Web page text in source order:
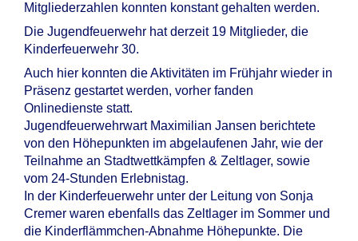
Mitgliederzahlen konnten konstant gehalten werden.
Die Jugendfeuerwehr hat derzeit 19 Mitglieder, die
Kinderfeuerwehr 30.
Auch hier konnten die Aktivitäten im Frühjahr wieder in
Präsenz gestartet werden, vorher fanden
Onlinedienste statt.
Jugendfeuerwehrwart Maximilian Jansen berichtete
von den Höhepunkten im abgelaufenen Jahr, wie der
Teilnahme an Stadtwettkämpfen & Zeltlager, sowie
vom 24-Stunden Erlebnistag.
In der Kinderfeuerwehr unter der Leitung von Sonja
Cremer waren ebenfalls das Zeltlager im Sommer und
die Kinderflämmchen-Abnahme Höhepunkte. Die